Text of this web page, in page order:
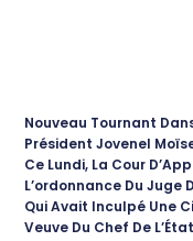
Nouveau Tournant
Président Jovenel
Ce Lundi, La Cour
L’ordonnance Du Juge
Qui Avait Inculpé Une
Veuve Du Chef De